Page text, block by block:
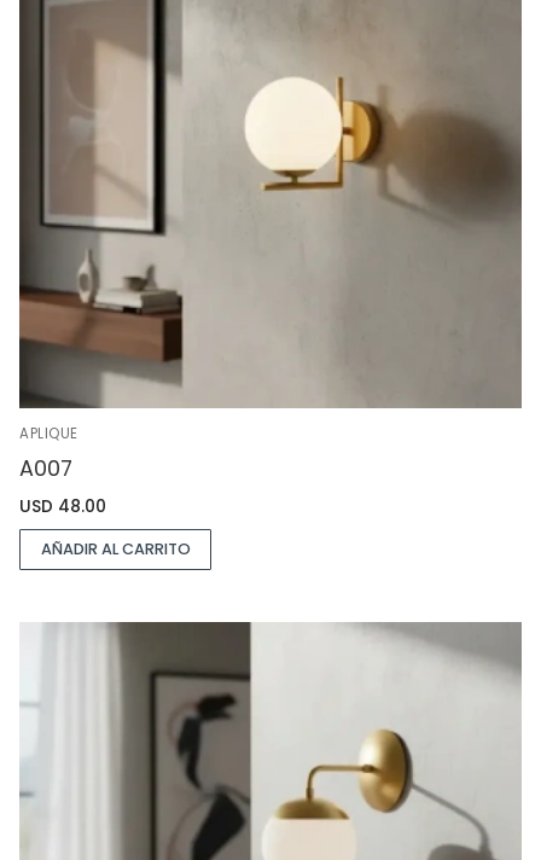
APLIQUE
A007
USD 48.00
AÑADIR AL CARRITO